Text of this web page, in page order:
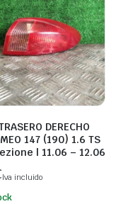
DERECHO
147 (190) 1.6 TS
| 11.06 – 12.06
Iva incluido